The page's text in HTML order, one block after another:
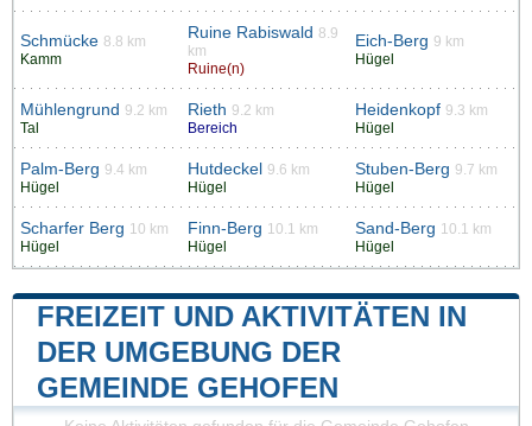
Schmücke 8.8 km
Kamm
Ruine Rabiswald 8.9
km
Ruine(n)
Eich-Berg 9 km
Hügel
Mühlengrund 9.2 km
Tal
Rieth 9.2 km
Bereich
Heidenkopf 9.3 km
Hügel
Palm-Berg 9.4 km
Hügel
Hutdeckel
9.6 km
Hügel
Stuben-Berg 9.7 km
Hügel
Scharfer Berg 10 km
Hügel
Finn-Berg 10.1 km
Hügel
Sand-Berg 10.1 km
Hügel
FREIZEIT UND AKTIVITÄTEN IN
DER UMGEBUNG DER
GEMEINDE GEHOFEN